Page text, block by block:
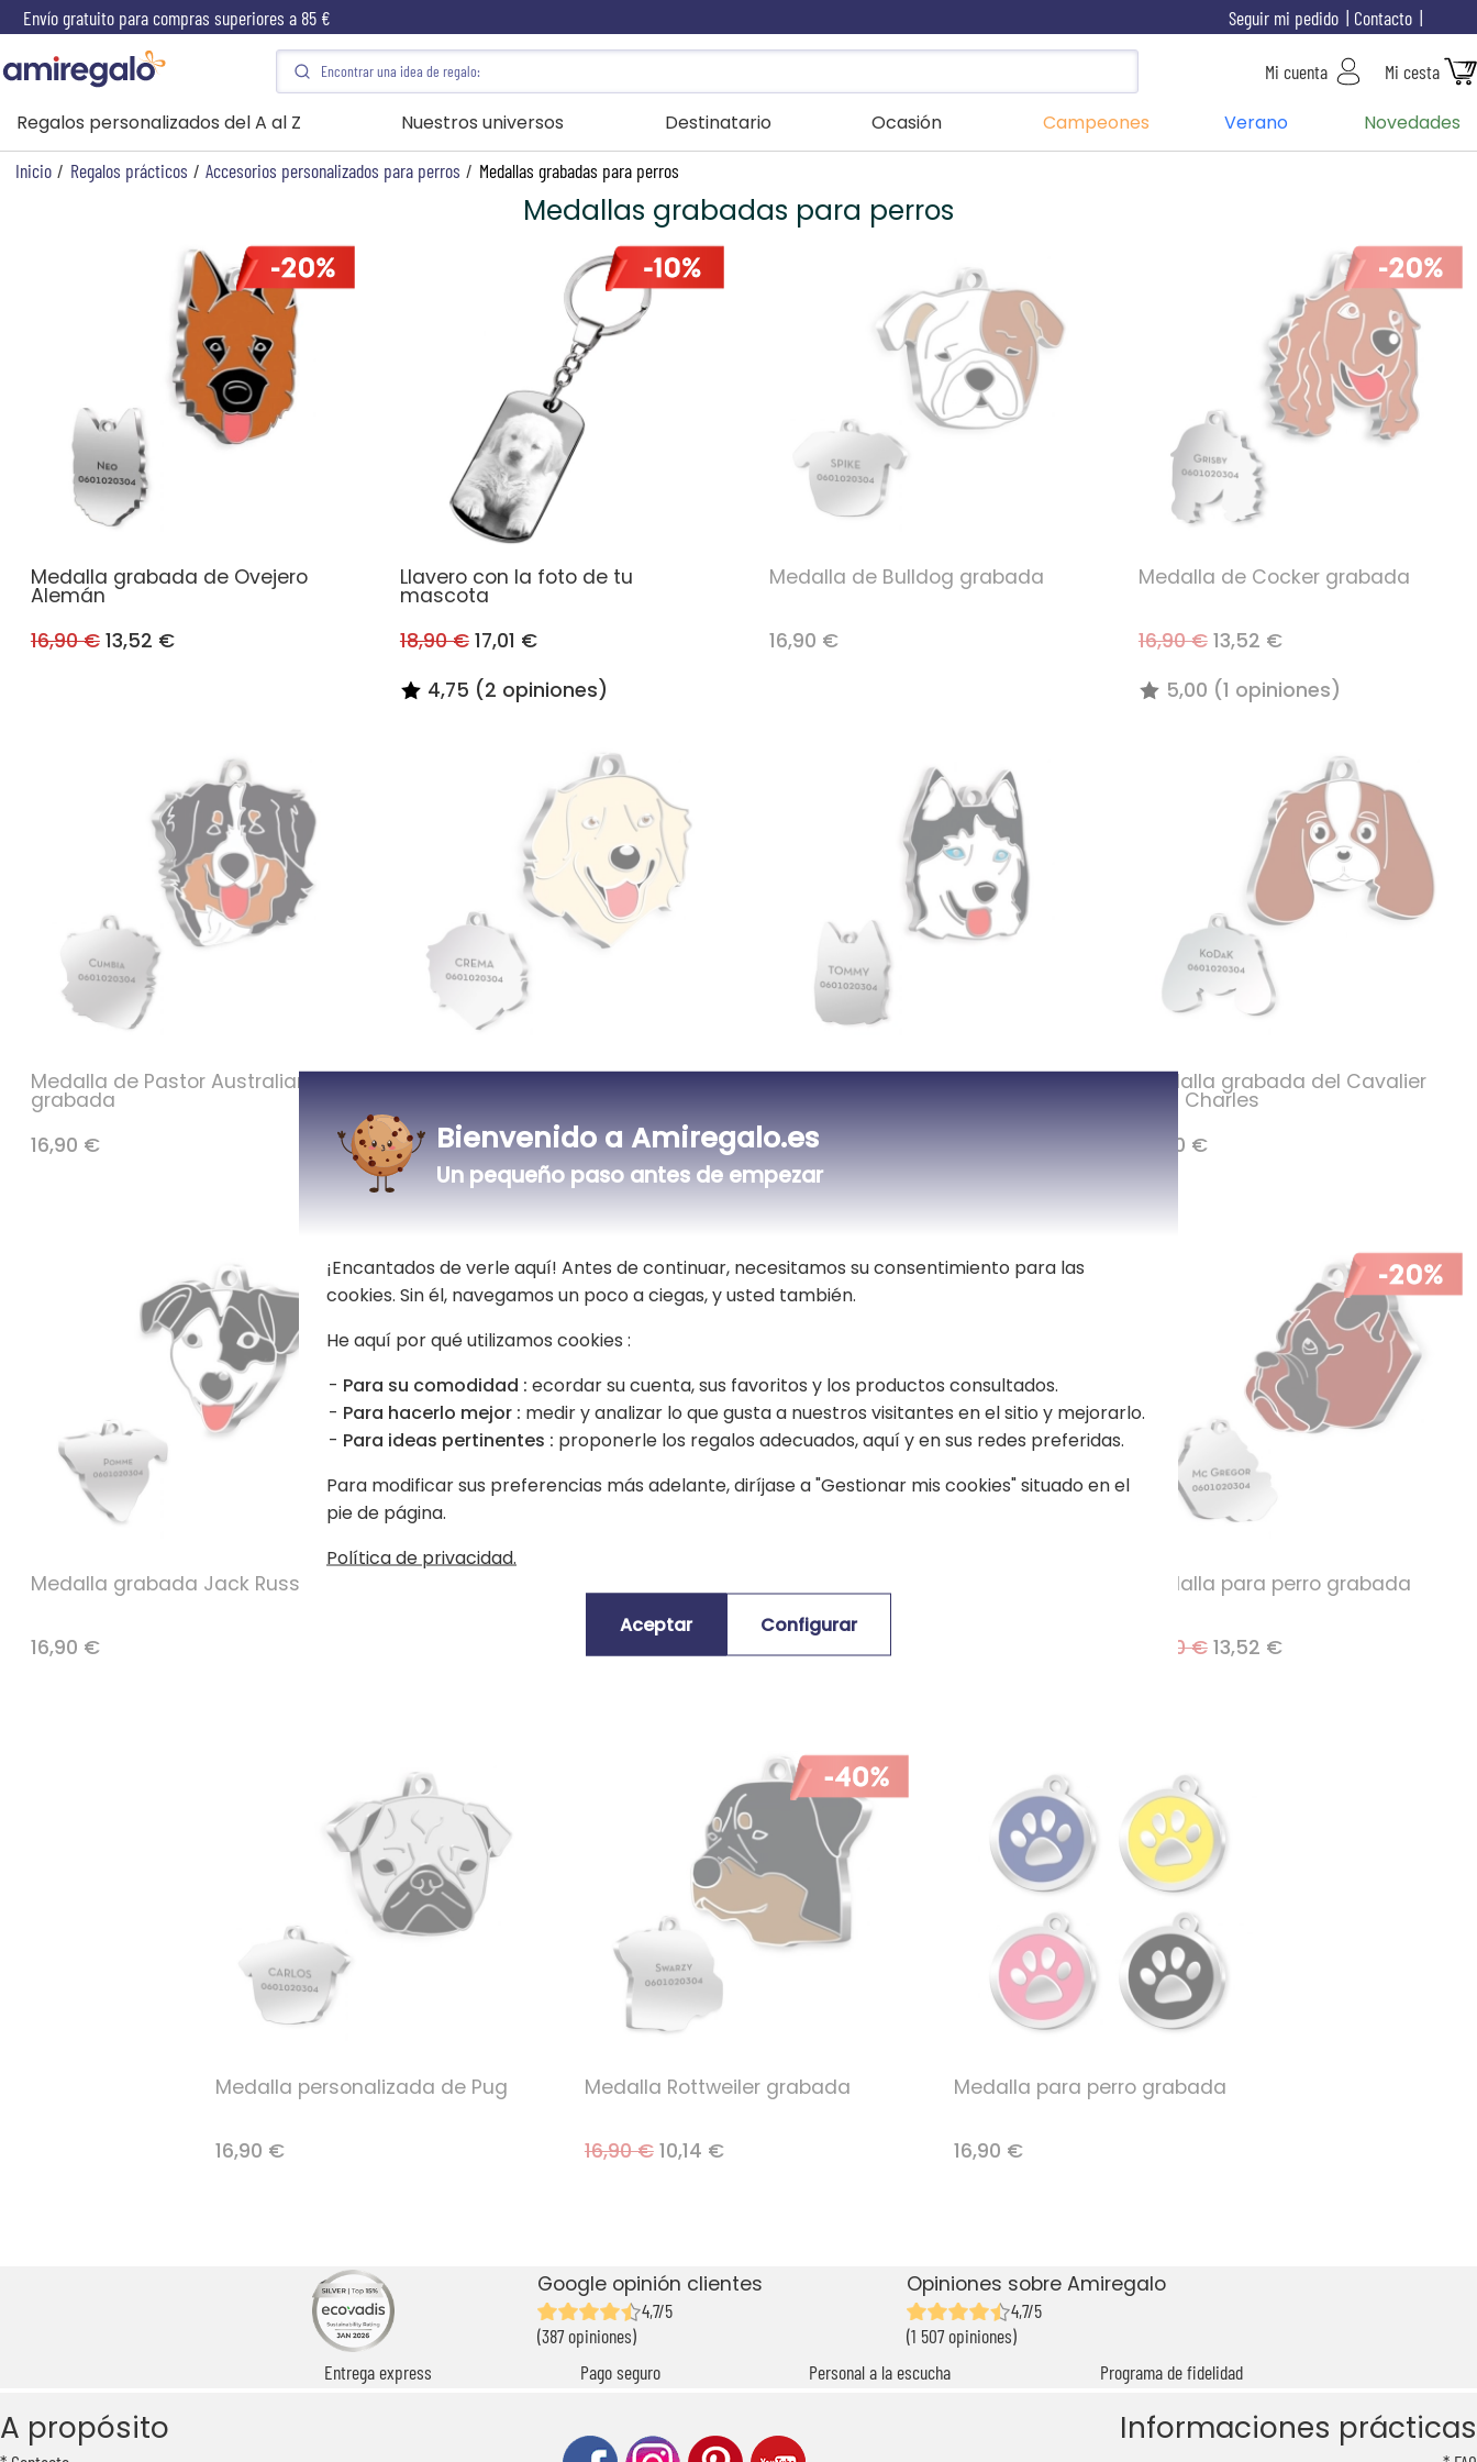
Envío gratuito para compras superiores a 85 € Contacto
Seguir mi pedido
Mi cuenta Mi cesta
Regalos personalizados del A al Z Nuestros universos Destinatario Ocasión Campeones Verano Novedades
Inicio / Regalos prácticos / Accesorios personalizados para perros / Medallas grabadas para perros
Medallas grabadas para perros
Medalla grabada de Ovejero
Alemán
16,90 €13,52 €
Llavero con la foto de tu
mascota
18,90 €17,01 €
4,75 (2 opiniones)
Medalla de Bulldog grabada
16,90 €
Medalla de Cocker grabada
16,90 €13,52 €
5,00 (1 opiniones)
Medalla de Pastor Australiano
grabada
16,90 €
16,90 €
16,90 €
Medalla grabada del Cavalier
King Charles
16,90 €
Medalla grabada Jack Russell
16,90 € 16,90 €
Medalla para perro grabada
16,90 €13,52 €
Medalla personalizada de Pug
16,90 €
Medalla Rottweiler grabada
16,90 €10,14 €
Medalla para perro grabada
16,90 €
Google opinión clientes
4,7/5
(387 opiniones)
Opiniones sobre Amiregalo
4,7/5
(1 507 opiniones)
Entrega express
Pago seguro Personal a la escucha Programa de fidelidad
A propósito Informaciones prácticas
Bienvenido a Amiregalo.es
Un pequeño paso antes de empezar
¡Encantados de verle aquí! Antes de continuar, necesitamos su consentimiento para las
cookies. Sin él, navegamos un poco a ciegas, y usted también.
He aquí por qué utilizamos cookies :
Para su comodidad : ecordar su cuenta, sus favoritos y los productos consultados.
Para hacerlo mejor : medir y analizar lo que gusta a nuestros visitantes en el sitio y mejorarlo.
Para ideas pertinentes : proponerle los regalos adecuados, aquí y en sus redes preferidas.
Para modificar sus preferencias más adelante, diríjase a "Gestionar mis cookies" situado en el
pie de página.
Política de privacidad.
Aceptar Configurar